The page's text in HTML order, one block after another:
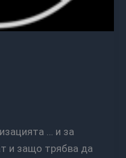
и защо трябва да